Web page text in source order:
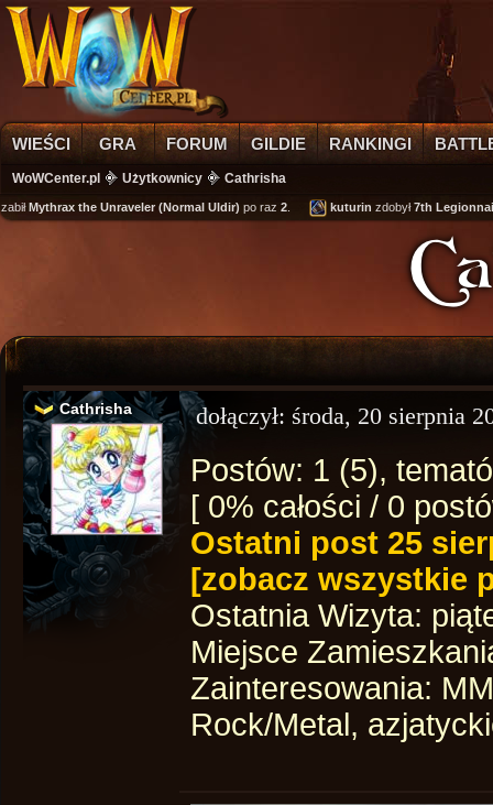
WIEŚCI GRA FORUM GILDIE RANKINGI
WoWCenter.pl Użytkownicy Cathrisha
Mythrax the Unraveler (Normal Uldir)po raz2 . kuturinzdobył7th
Cathrisha dołączył: środa, 20 sierpnia
Postów: 1 (5),
[ 0% całości / 0
Ostatni post 25
[zobacz wszystkie
Ostatnia Wizyta:
Miejsce
Zainteresowania:
Rock/Metal,